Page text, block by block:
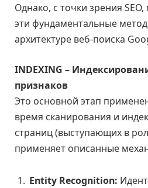
Однако, с точки зрения
эти фундаментальные
архитектуре веб-поиска
INDEXING –
признаков
Это основной этап
время сканирования и
страниц (выступающих в
применяет описанные
Entity Recognition: